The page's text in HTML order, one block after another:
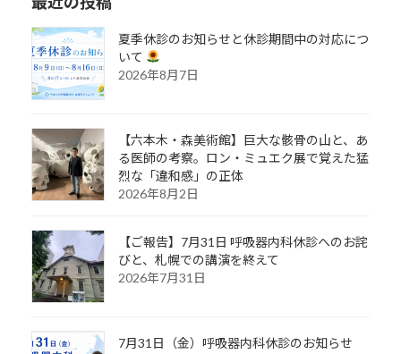
夏季休診のお知らせと休診期間中の対応につ
いて
2026年8月7日
【六本木・森美術館】巨大な骸骨の山と、あ
る医師の考察。ロン・ミュエク展で覚えた猛
烈な「違和感」の正体
2026年8月2日
【ご報告】7月31日 呼吸器内科休診へのお詫
びと、札幌での講演を終えて
2026年7月31日
7月31日（金）呼吸器内科休診のお知らせ